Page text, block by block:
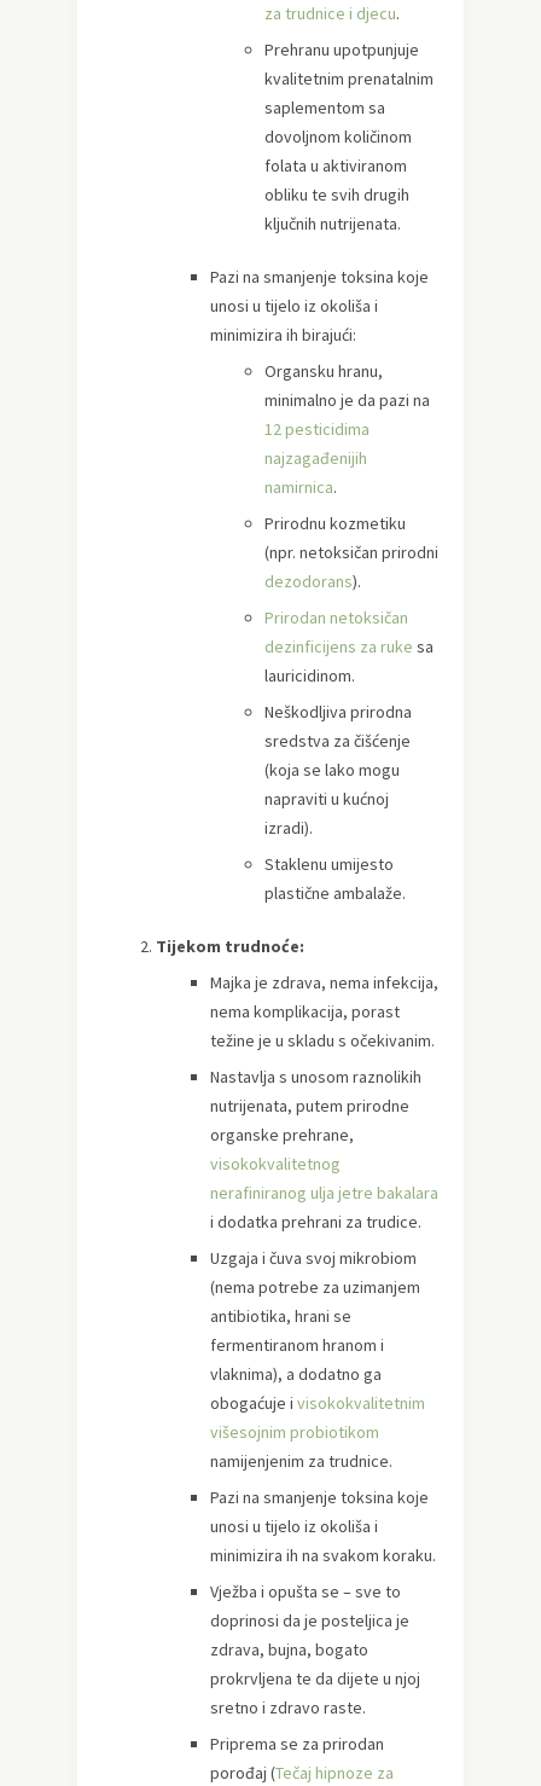
za trudnice i djecu.
Prehranu upotpunjuje
kvalitetnim prenatalnim
saplementom sa
dovoljnom količinom
folata u aktiviranom
obliku te svih drugih
ključnih nutrijenata.
Pazi na smanjenje toksina koje
unosi u tijelo iz okoliša i
minimizira ih birajući:
Organsku hranu,
minimalno je da pazi na
12 pesticidima
najzagađenijih
namirnica.
Prirodnu kozmetiku
(npr. netoksičan prirodni
dezodorans).
Prirodan netoksičan
dezinficijens za ruke sa
lauricidinom.
Neškodljiva prirodna
sredstva za čišćenje
(koja se lako mogu
napraviti u kućnoj
izradi).
Staklenu umijesto
plastične ambalaže.
Tijekom trudnoće:
Majka je zdrava, nema infekcija,
nema komplikacija, porast
težine je u skladu s očekivanim.
Nastavlja s unosom raznolikih
nutrijenata, putem prirodne
organske prehrane,
visokokvalitetnog
nerafiniranog ulja jetre bakalara
i dodatka prehrani za trudice.
Uzgaja i čuva svoj mikrobiom
(nema potrebe za uzimanjem
antibiotika, hrani se
fermentiranom hranom i
vlaknima), a dodatno ga
obogaćuje i visokokvalitetnim
višesojnim probiotikom
namijenjenim za trudnice.
Pazi na smanjenje toksina koje
unosi u tijelo iz okoliša i
minimizira ih na svakom koraku.
Vježba i opušta se – sve to
doprinosi da je posteljica je
zdrava, bujna, bogato
prokrvljena te da dijete u njoj
sretno i zdravo raste.
Priprema se za prirodan
porođaj (Tečaj hipnoze za